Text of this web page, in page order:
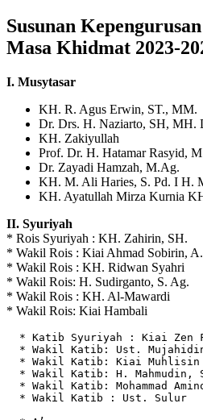
Susunan
Masa Khidmat 2023-
I. Musytasar
KH. R. Agus Erwin, ST., MM.
Dr. Drs. H. Naziarto, SH, MH.
KH. Zakiyullah
Prof. Dr. H. Hatamar Rasyid,
Dr. Zayadi Hamzah, M.Ag.
KH. M. Ali Haries, S. Pd. I H.
KH. Ayatullah Mirza Kurnia
II. Syuriyah
* Rois Syuriyah : KH. Zahirin, SH.
* Wakil Rois : Kiai Ahmad Sobirin,
* Wakil Rois : KH. Ridwan Syahri
* Wakil Rois: H. Sudirganto, S. Ag.
* Wakil Rois : KH. Al-Mawardi
* Wakil Rois: Kiai Hambali
* Katib Syuriyah : Kiai Zen
* Wakil Katib: Ust.
* Wakil Katib: Kiai Muhlisin
* Wakil Katib: H. Mahmudin,
* Wakil Katib: Mohammad
  * Wakil Katib : Ust. Sulur